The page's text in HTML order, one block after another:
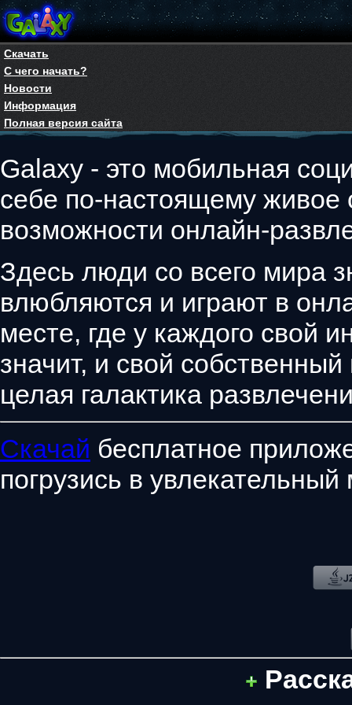
Скачать
С чего начать?
Новости
Информация
Полная версия сайта
Galaxy - это мобильная
себе по-настоящему
возможности онлайн-
Здесь люди со всего мира
влюбляются и играют в
месте, где у каждого свой
значит, и свой
целая галактика
Скачай бесплатное
погрузись в